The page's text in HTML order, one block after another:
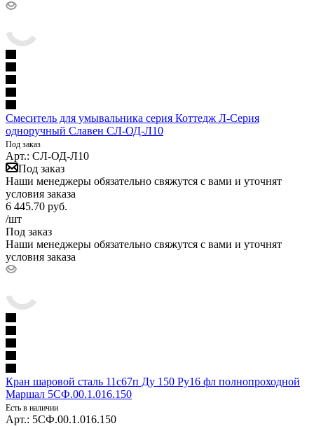
Смеситель для умывальника серия Коттедж Л-Серия
одноручный Славен СЛ-ОД-Л10
Под заказ
Арт.: СЛ-ОД-Л10
Под заказ
Наши менеджеры обязательно свяжутся с вами и уточнят
условия заказа
6 445.70 руб.
/шт
Под заказ
Наши менеджеры обязательно свяжутся с вами и уточнят
условия заказа
Кран шаровой сталь 11с67п Ду 150 Ру16 фл полнопроходной
Маршал 5СФ.00.1.016.150
Есть в наличии
Арт.: 5СФ.00.1.016.150